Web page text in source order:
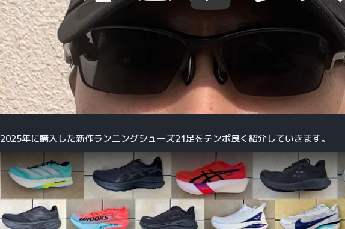
2025年に購入した新作ランニングシューズ21足をテンポ良く紹介していきます。